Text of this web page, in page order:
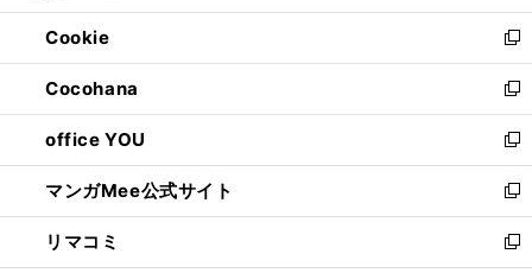
開
く
ウ
で
開
く
ン
ド
ウ
で
開
く
ウ
ィ
ン
ド
ウ
で
開
く
Cookie
新
し
い
ウ
ィ
ン
ド
ウ
で
開
Cocohana
新
し
い
ウ
ィ
ン
ド
ウ
office YOU
新
し
い
ウ
ィ
マンガMee公式サイト
新
し
い
リマコミ
新